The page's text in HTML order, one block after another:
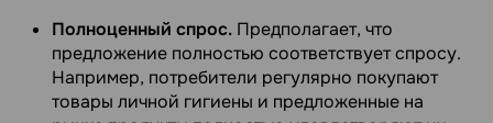
Полноценный спрос. Предполагает, что
предложение полностью соответствует спросу.
Например, потребители регулярно покупают
товары личной гигиены и предложенные на